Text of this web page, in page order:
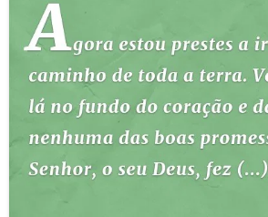
ESBOÇOS DE PREGAÇÃO
TEMAS
PERGUNTE À BÍBLIA IA
TERMO BÍBLICO JOGOS